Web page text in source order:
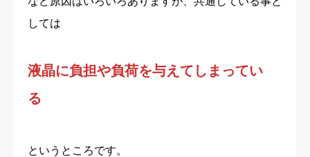
しては
液晶に負担や負荷を与えてしまってい
る
というところです。